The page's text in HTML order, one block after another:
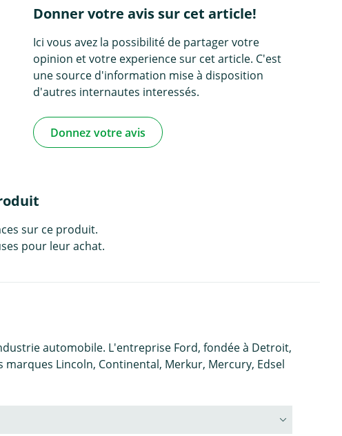
Donner votre avis sur cet article!
Ici vous avez la possibilité de partager votre
opinion et votre experience sur cet article. C'est
une source d'information mise à disposition
d'autres internautes interessés.
Donnez votre avis
sur ce produit.
pour leur achat.
automobile. L'entreprise Ford, fondée à Detroit,
Lincoln, Continental, Merkur, Mercury, Edsel